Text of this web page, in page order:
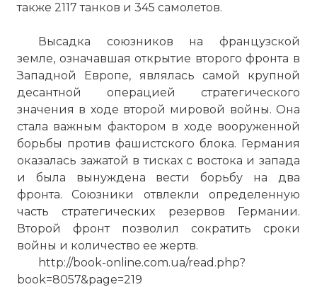
также 2117 танков и 345 самолетов.
Высадка союзников на французской
земле, означавшая открытие второго фронта в
Западной Европе, являлась самой крупной
десантной операцией стратегического
значения в ходе второй мировой войны. Она
стала важным фактором в ходе вооруженной
борьбы против фашистского блока. Германия
оказалась зажатой в тисках с востока и запада
и была вынуждена вести борьбу на два
фронта. Союзники отвлекли определенную
часть стратегических резервов Германии.
Второй фронт позволил сократить сроки
войны и количество ее жертв.
http://book-online.com.ua/read.php?
book=8057&page=219